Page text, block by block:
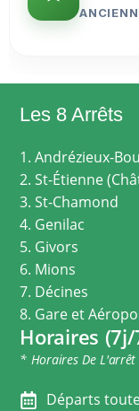
Les 8 Arrêts
1. Andrézieux-
2. St-Étienne
3. St-Chamond
4. Genilac
5. Givors
6. Mions
7. Décines
8. Gare et
Horaires
* Horaires De L'arrêt
Départs